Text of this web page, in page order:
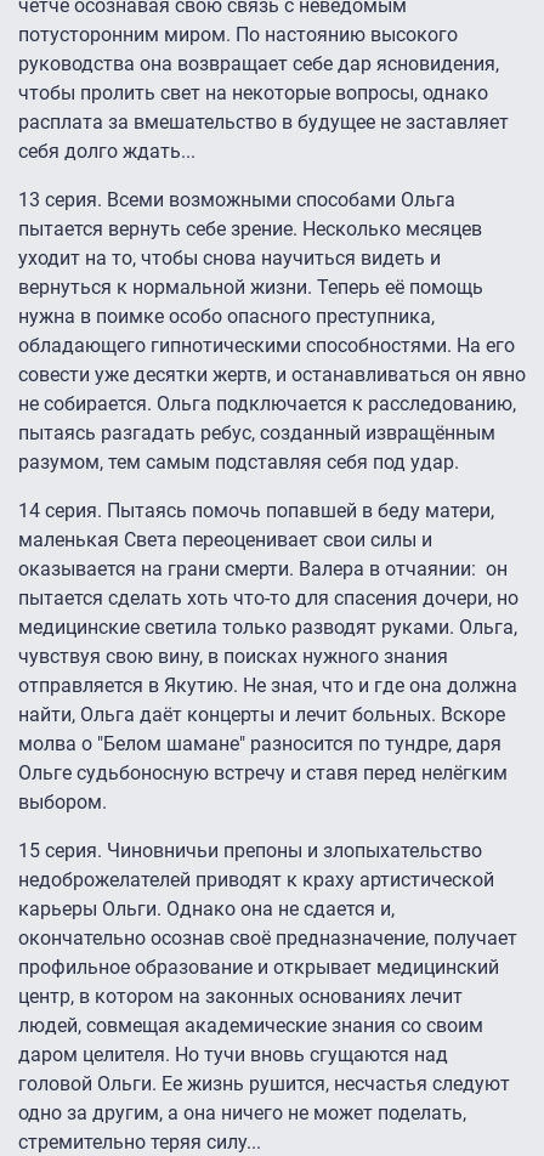
чётче осознавая свою связь с неведомым
потусторонним миром. По настоянию высокого
руководства она возвращает себе дар ясновидения,
чтобы пролить свет на некоторые вопросы, однако
расплата за вмешательство в будущее не заставляет
себя долго ждать...
13 серия. Всеми возможными способами Ольга
пытается вернуть себе зрение. Несколько месяцев
уходит на то, чтобы снова научиться видеть и
вернуться к нормальной жизни. Теперь её помощь
нужна в поимке особо опасного преступника,
обладающего гипнотическими способностями. На его
совести уже десятки жертв, и останавливаться он явно
не собирается. Ольга подключается к расследованию,
пытаясь разгадать ребус, созданный извращённым
разумом, тем самым подставляя себя под удар.
14 серия. Пытаясь помочь попавшей в беду матери,
маленькая Света переоценивает свои силы и
оказывается на грани смерти. Валера в отчаянии: он
пытается сделать хоть что-то для спасения дочери, но
медицинские светила только разводят руками. Ольга,
чувствуя свою вину, в поисках нужного знания
отправляется в Якутию. Не зная, что и где она должна
найти, Ольга даёт концерты и лечит больных. Вскоре
молва о "Белом шамане" разносится по тундре, даря
Ольге судьбоносную встречу и ставя перед нелёгким
выбором.
15 серия. Чиновничьи препоны и злопыхательство
недоброжелателей приводят к краху артистической
карьеры Ольги. Однако она не сдается и,
окончательно осознав своё предназначение, получает
профильное образование и открывает медицинский
центр, в котором на законных основаниях лечит
людей, совмещая академические знания со своим
даром целителя. Но тучи вновь сгущаются над
головой Ольги. Ее жизнь рушится, несчастья следуют
одно за другим, а она ничего не может поделать,
стремительно теряя силу...